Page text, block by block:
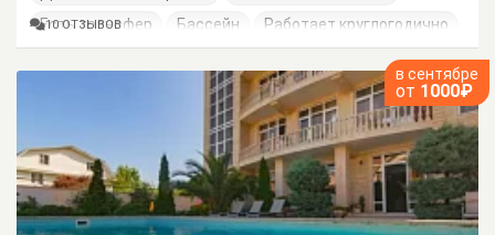
Есть трансфер
Бассейн
Работает круглогодично
10 ОТЗЫВОВ
в сентябре
от 1000₽